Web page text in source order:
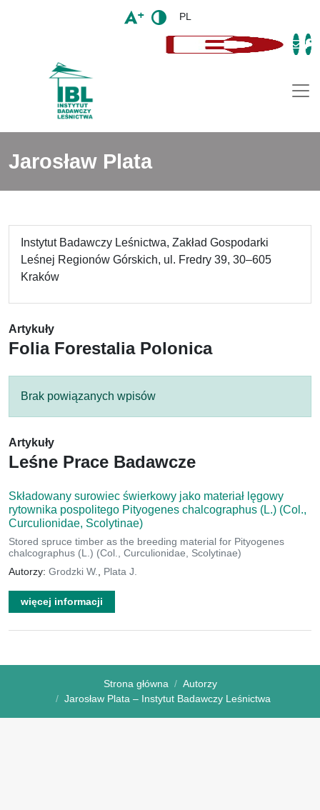
PL
Jarosław Plata
Instytut Badawczy Leśnictwa, Zakład Gospodarki
Leśnej Regionów Górskich, ul. Fredry 39, 30–605
Kraków
Artykuły
Folia Forestalia Polonica
Brak powiązanych wpisów
Artykuły
Leśne Prace Badawcze
Składowany surowiec świerkowy jako materiał lęgowy
rytownika pospolitego Pityogenes chalcographus (L.) (Col.,
Curculionidae, Scolytinae)
Stored spruce timber as the breeding material for Pityogenes
chalcographus (L.) (Col., Curculionidae, Scolytinae)
Autorzy: Grodzki W. Plata J.
więcej informacji
Strona główna
Autorzy
Jarosław Plata – Instytut Badawczy Leśnictwa